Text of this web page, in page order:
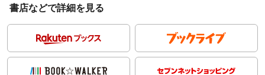
書店などで詳細を見る